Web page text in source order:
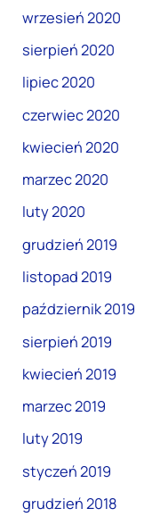
wrzesień 2020
sierpień 2020
lipiec 2020
czerwiec 2020
kwiecień 2020
marzec 2020
luty 2020
grudzień 2019
listopad 2019
październik 2019
sierpień 2019
kwiecień 2019
marzec 2019
luty 2019
styczeń 2019
grudzień 2018